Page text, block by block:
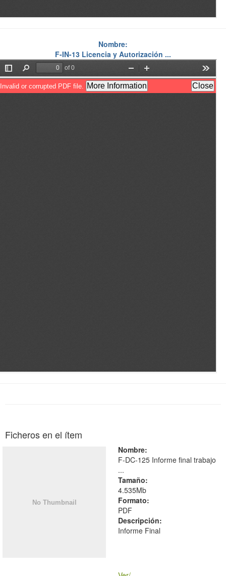
Nombre:
F-IN-13 Licencia y Autorización ...
Ficheros en el ítem
Nombre:
F-DC-125 Informe final trabajo
...
Tamaño:
4.535Mb
Formato:
PDF
Descripción:
Informe Final